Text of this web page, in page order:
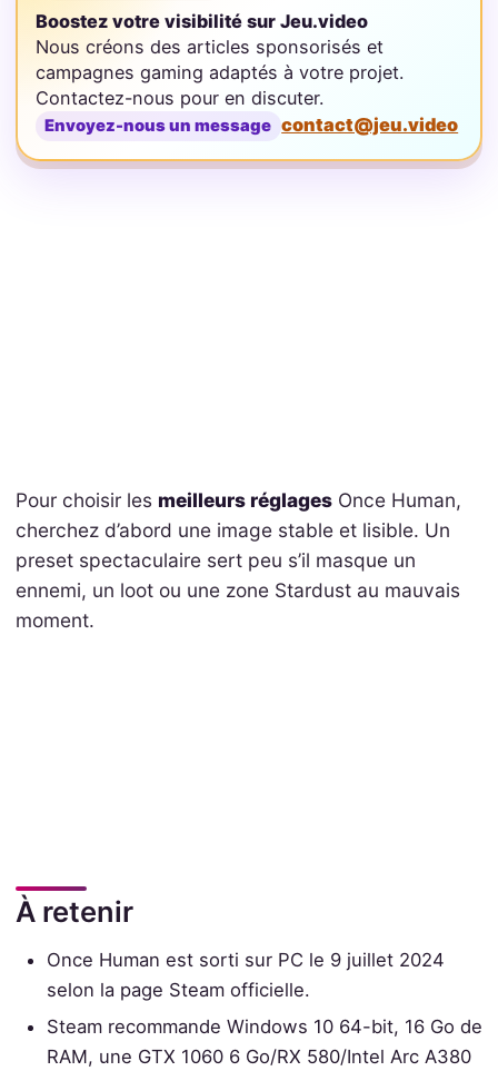
Boostez votre visibilité sur Jeu.video
Nous créons des articles sponsorisés et
campagnes gaming adaptés à votre projet.
Contactez-nous pour en discuter.
Envoyez-nous un message contact@jeu.video
Pour choisir les meilleurs réglagesOnce Human,
cherchez d’abord une image stable et lisible. Un
preset spectaculaire sert peu s’il masque un
ennemi, un loot ou une zone Stardust au mauvais
moment.
À retenir
Once Human est sorti sur PC le 9 juillet 2024
selon la page Steam officielle.
Steam recommande Windows 10 64-bit, 16 Go de
RAM, une GTX 1060 6 Go/RX 580/Intel Arc A380